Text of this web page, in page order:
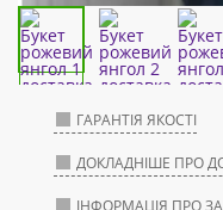
ГАРАНТІЯ ЯКОСТІ
ДОКЛАДНІШЕ ПРО